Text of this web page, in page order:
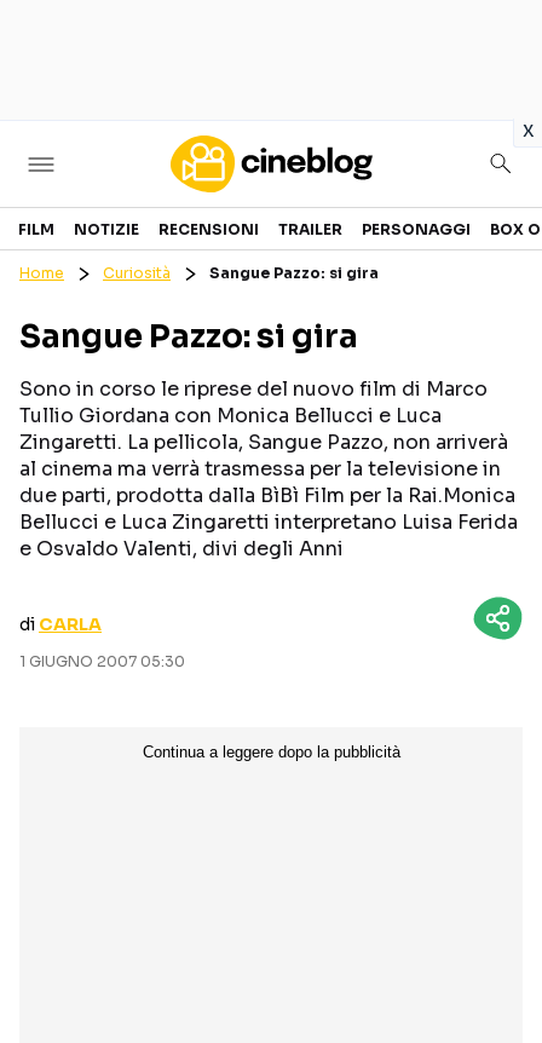
x
Cinema
GENERI
PERSONAGGI
CANALI STREAMING
Categorie
NOTIZIE
CURIOSITÀ
TRAILER
BOX OFFICE
FILM NOTIZIE RECENSIONI TRAILER PERSONAGGI BOX
Home Curiosità Sangue Pazzo: si gira
Sangue Pazzo: si gira
Sono in corso le riprese del nuovo film di Marco
Tullio Giordana con Monica Bellucci e Luca
Zingaretti. La pellicola, Sangue Pazzo, non arriverà
al cinema ma verrà trasmessa per la televisione in
due parti, prodotta dalla BìBì Film per la Rai.Monica
Bellucci e Luca Zingaretti interpretano Luisa Ferida
e Osvaldo Valenti, divi degli Anni
di CARLA
1 GIUGNO 2007 05:30